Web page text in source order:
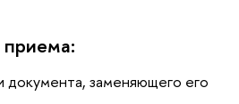
документа, заменяющего его